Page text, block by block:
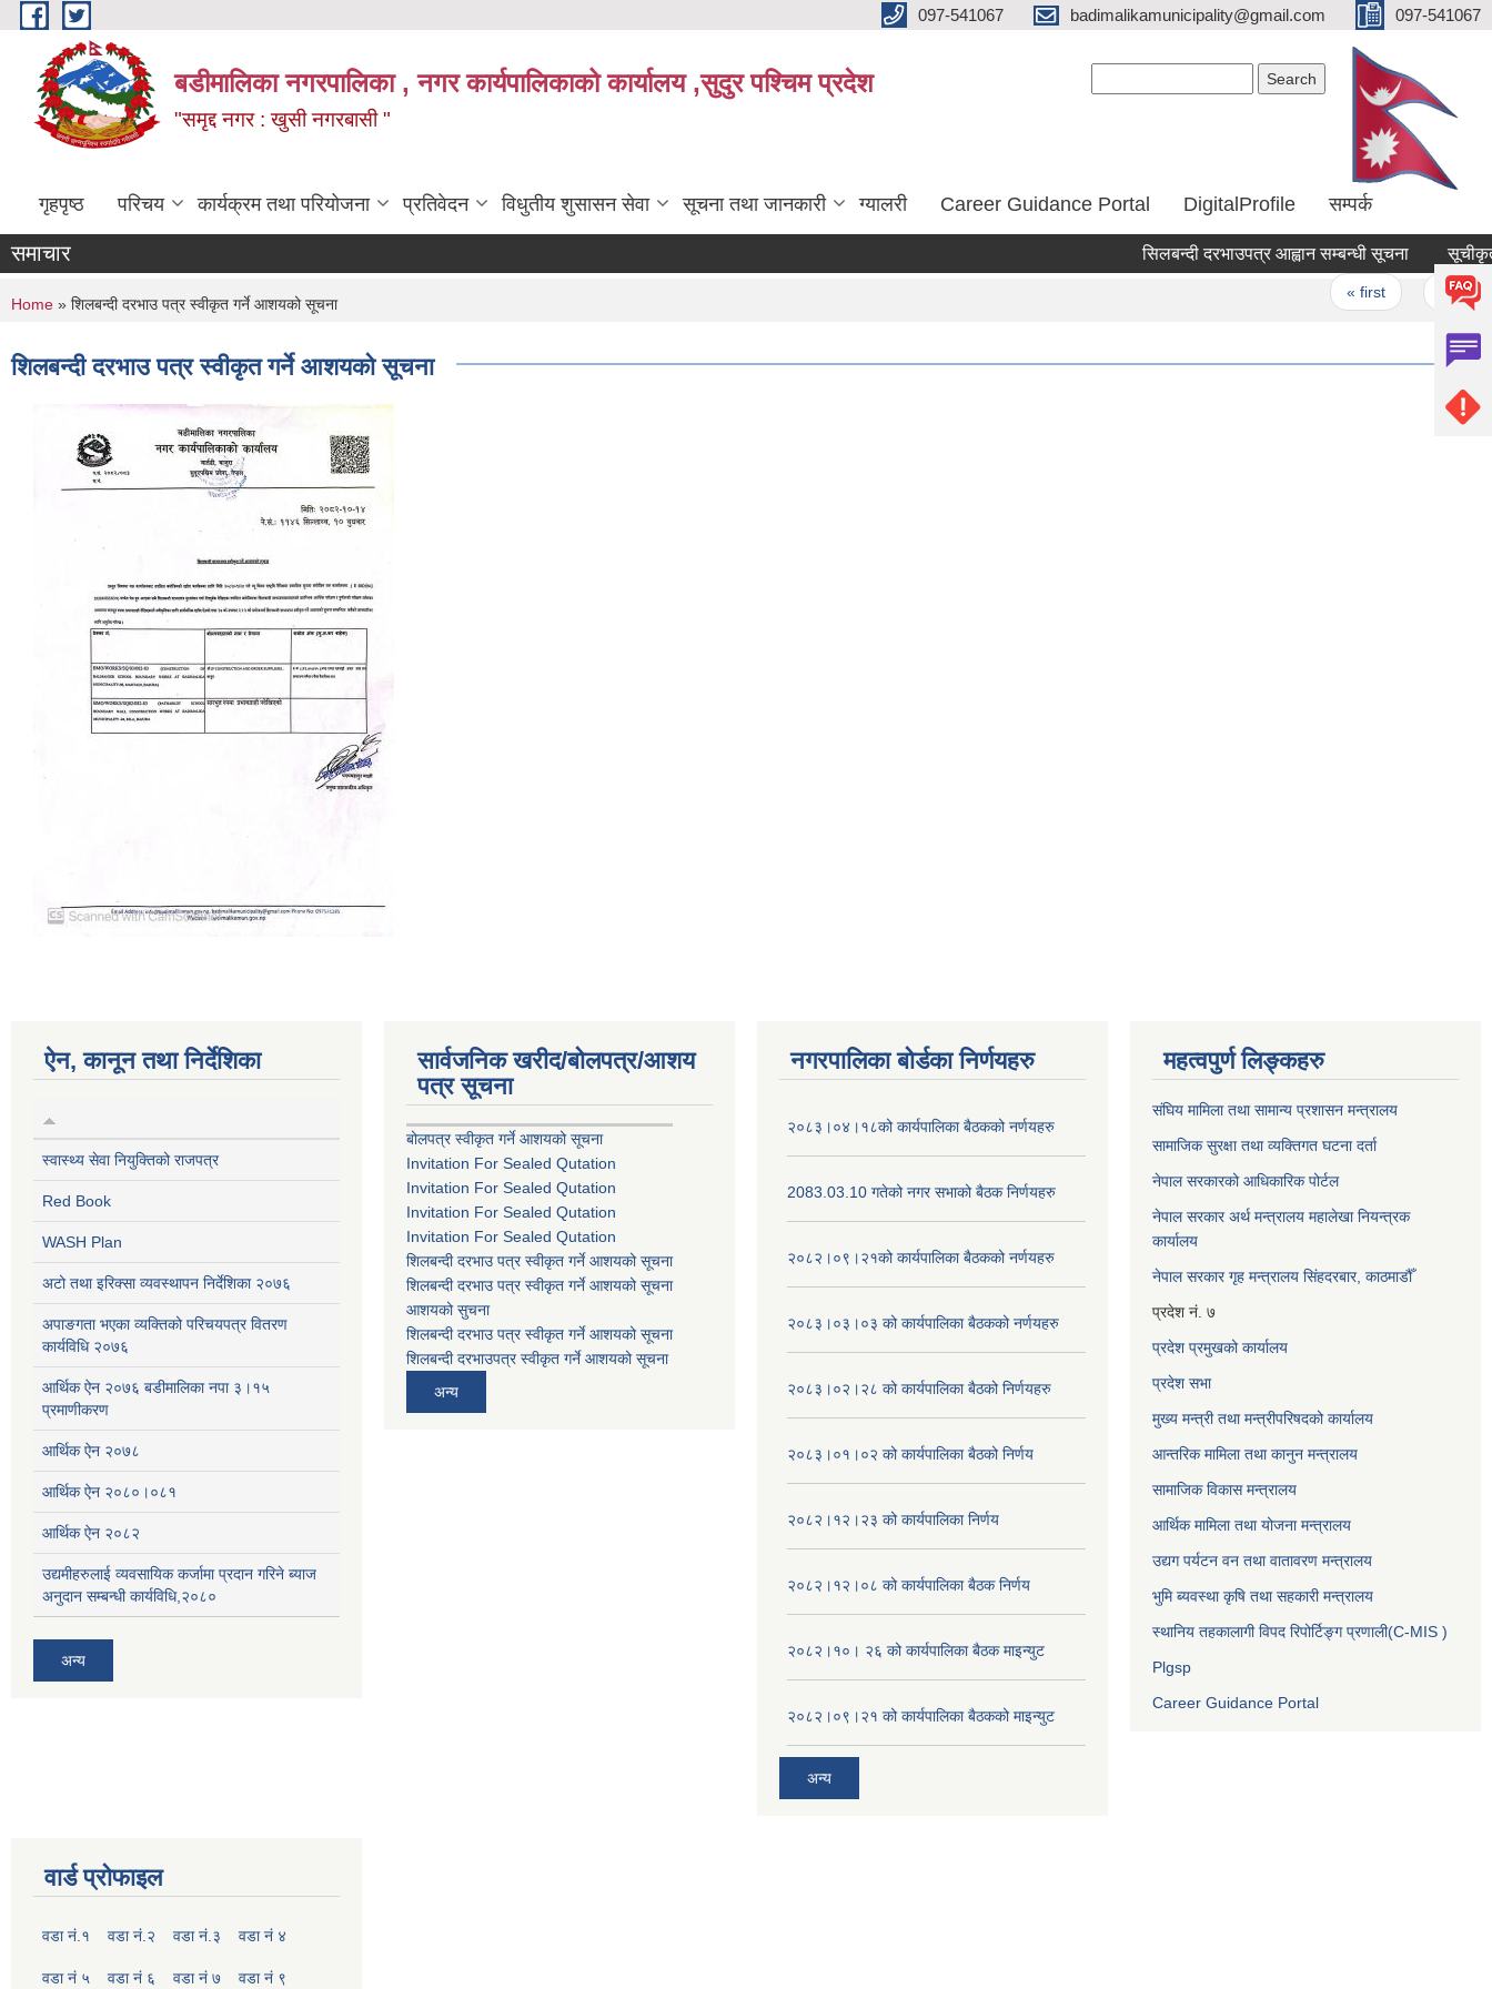
Skip to main content 097-541067 badimalikamunicipality@gmail.com 097-541067
बडीमालिका नगरपालिका , नगर कार्यपालिकाको कार्यालय ,सुदुर पश्चिम प्रदेश
"समृद्द नगर : खुसी नगरबासी "
गृहपृष्ठ परिचय कार्यक्रम तथा परियोजना प्रतिवेदन विधुतीय शुसासन सेवा सूचना तथा जानकारी ग्यालरी Career Guidance Portal DigitalProfile सम्पर्क
समाचार सिलबन्दी दरभाउपत्र आह्वान सम्बन्धी सूचना सूचीकृत
« first ‹ previous
You are here
Home » शिलबन्दी दरभाउ पत्र स्वीकृत गर्ने आशयको सूचना
शिलबन्दी दरभाउ पत्र स्वीकृत गर्ने आशयको सूचना
ऐन, कानून तथा निर्देशिका
स्वास्थ्य सेवा नियुक्तिको राजपत्र
Red Book
WASH Plan
अटो तथा इरिक्सा व्यवस्थापन निर्देशिका २०७६
अपाङगता भएका व्यक्तिको परिचयपत्र वितरण
कार्यविधि २०७६
आर्थिक ऐन २०७६ बडीमालिका नपा ३।१५
प्रमाणीकरण
आर्थिक ऐन २०७८
आर्थिक ऐन २०८०।०८१
आर्थिक ऐन २०८२
उद्यमीहरुलाई व्यवसायिक कर्जामा प्रदान गरिने ब्याज
अनुदान सम्बन्धी कार्यविधि,२०८०
अन्य
सार्वजनिक खरीद/बोलपत्र/आशय
पत्र सूचना
बोलपत्र स्वीकृत गर्ने आशयको सूचना
Invitation For Sealed Qutation
Invitation For Sealed Qutation
Invitation For Sealed Qutation
Invitation For Sealed Qutation
शिलबन्दी दरभाउ पत्र स्वीकृत गर्ने आशयको सूचना
शिलबन्दी दरभाउ पत्र स्वीकृत गर्ने आशयको सूचना
आशयको सुचना
शिलबन्दी दरभाउ पत्र स्वीकृत गर्ने आशयको सूचना
शिलबन्दी दरभाउपत्र स्वीकृत गर्ने आशयको सूचना
अन्य
नगरपालिका बोर्डका निर्णयहरु
२०८३।०४।१८को कार्यपालिका बैठकको नर्णयहरु
2083.03.10 गतेको नगर सभाको बैठक निर्णयहरु
२०८२।०९।२१को कार्यपालिका बैठकको नर्णयहरु
२०८३।०३।०३ को कार्यपालिका बैठकको नर्णयहरु
२०८३।०२।२८ को कार्यपालिका बैठको निर्णयहरु
२०८३।०१।०२ को कार्यपालिका बैठको निर्णय
२०८२।१२।२३ को कार्यपालिका निर्णय
२०८२।१२।०८ को कार्यपालिका बैठक निर्णय
२०८२।१०। २६ को कार्यपालिका बैठक माइन्युट
२०८२।०९।२१ को कार्यपालिका बैठकको माइन्युट
अन्य
महत्वपुर्ण लिङ्कहरु
संघिय मामिला तथा सामान्य प्रशासन मन्त्रालय
सामाजिक सुरक्षा तथा व्यक्तिगत घटना दर्ता
नेपाल सरकारको आधिकारिक पोर्टल
नेपाल सरकार अर्थ मन्त्रालय महालेखा नियन्त्रक
कार्यालय
नेपाल सरकार गृह मन्त्रालय सिंहदरबार, काठमाडौँ
प्रदेश नं. ७
प्रदेश प्रमुखको कार्यालय
प्रदेश सभा
मुख्य मन्त्री तथा मन्त्रीपरिषदको कार्यालय
आन्तरिक मामिला तथा कानुन मन्त्रालय
सामाजिक विकास मन्त्रालय
आर्थिक मामिला तथा योजना मन्त्रालय
उद्यग पर्यटन वन तथा वातावरण मन्त्रालय
भुमि ब्यवस्था कृषि तथा सहकारी मन्त्रालय
स्थानिय तहकालागी विपद रिपोर्टिङ्ग प्रणाली(C-MIS )
Plgsp
Career Guidance Portal
वार्ड प्रोफाइल
वडा नं.१ वडा नं.२ वडा नं.३ वडा नं ४
वडा नं ५ वडा नं ६ वडा नं ७ वडा नं ९